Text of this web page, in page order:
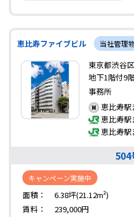
恵比寿ファイブビル 当社管理
東京都渋谷
地下1階付9
事務所
恵比寿
恵比寿
恵比寿
504
キャンペーン実施中
面積：
6.38坪(21.12m²)
賃料：
239,000円